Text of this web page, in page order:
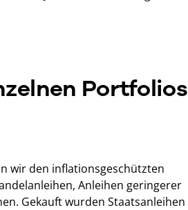
Portfolios
wir den inflationsgeschützten
Anleihen geringerer
Gekauft wurden Staatsanleihen